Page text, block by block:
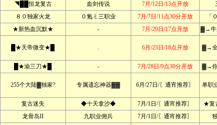
◥██恒龙复古
血剑传说 7月/12日/13点开放
８０独家火龙
０氪ミ三职业 7月/7日/11点30分开放
「
★新热血沉默★
- 7月/29日/17点开放 ▓→牛
█★天帝微变★█ . 6月/23日/18点开放 ▓→
█★渝三刀★█ - 7月/28日/9点30分开放 ▓→
255个大陆▓独家? 专属遗忘神器▓▓ 6月/27日/〖通宵推荐〗 单职
复古迷失 ◆十天拿沙◆ 7月/1日/〖通宵推荐〗
★复
龙骨岛II
九职业佣兵 7月/1日/〖通宵推荐〗